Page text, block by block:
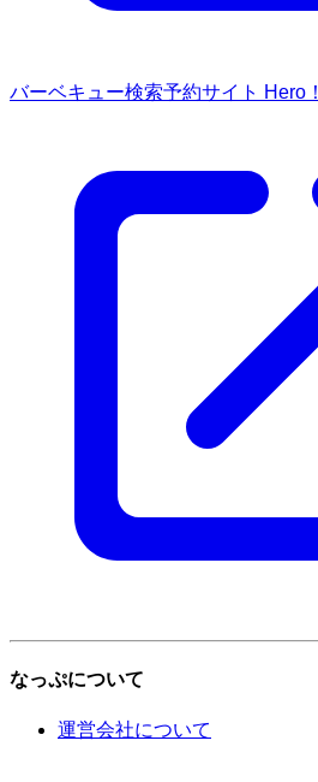
バーベキュー検索予約サイト Hero！
なっぷについて
運営会社について